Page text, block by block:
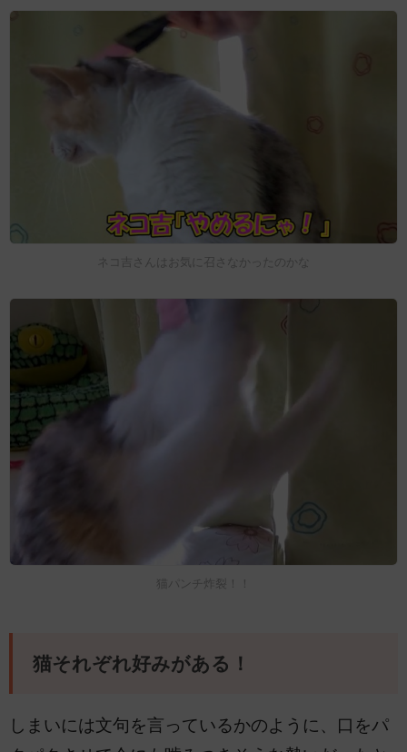
ネコ吉さんはお気に召さなかったのかな
猫パンチ炸裂！！
猫それぞれ好みがある！
しまいには文句を言っているかのように、口をパ